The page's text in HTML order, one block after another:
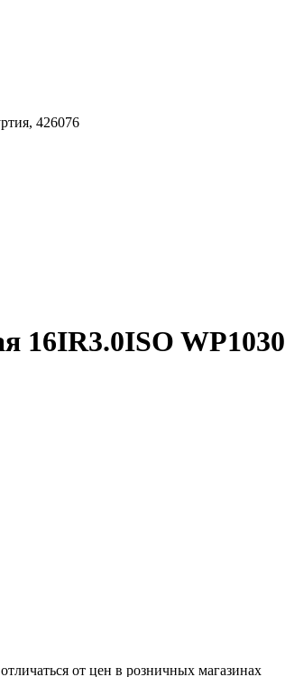
426076
16IR3.0ISO WP1030
от цен в розничных магазинах